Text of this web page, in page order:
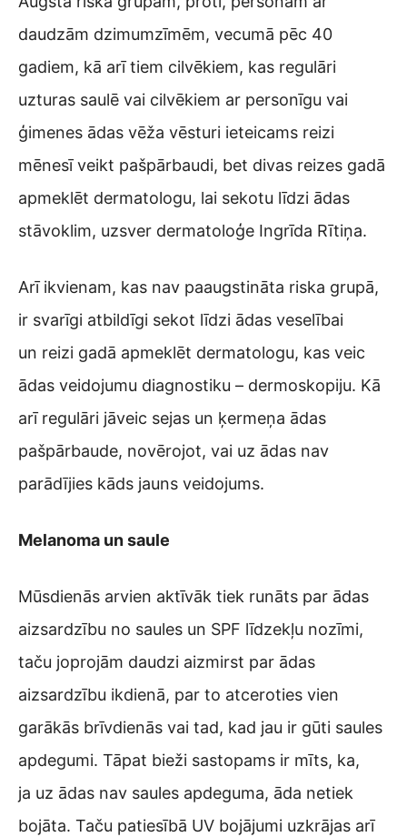
daudzām dzimumzīmēm, vecumā pēc 40
gadiem, kā arī tiem cilvēkiem, kas regulāri
uzturas saulē vai cilvēkiem ar personīgu vai
ģimenes ādas vēža vēsturi ieteicams reizi
mēnesī veikt pašpārbaudi, bet divas reizes gadā
apmeklēt dermatologu, lai sekotu līdzi ādas
stāvoklim, uzsver dermatoloģe Ingrīda Rītiņa.
Arī ikvienam, kas nav paaugstināta riska grupā,
ir svarīgi atbildīgi sekot līdzi ādas veselībai
un reizi gadā apmeklēt dermatologu, kas veic
ādas veidojumu diagnostiku – dermoskopiju. Kā
arī regulāri jāveic sejas un ķermeņa ādas
pašpārbaude, novērojot, vai uz ādas nav
parādījies kāds jauns veidojums.
Melanoma un saule
Mūsdienās arvien aktīvāk tiek runāts par ādas
aizsardzību no saules un SPF līdzekļu nozīmi,
taču joprojām daudzi aizmirst par ādas
aizsardzību ikdienā, par to atceroties vien
garākās brīvdienās vai tad, kad jau ir gūti saules
apdegumi. Tāpat bieži sastopams ir mīts, ka,
ja uz ādas nav saules apdeguma, āda netiek
bojāta. Taču patiesībā UV bojājumi uzkrājas arī